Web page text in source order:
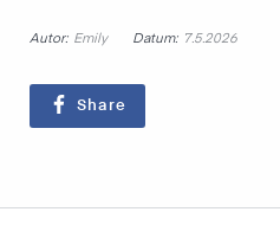
Autor: Emily Datum: 7.5.2026
Share